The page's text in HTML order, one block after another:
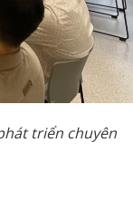
triển chuyên